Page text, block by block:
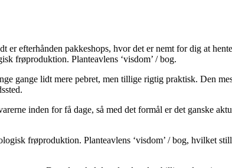
efterhånden pakkeshops, hvor det er nemt for dig at
frøproduktion. Planteavlens ‘visdom’ / bog.
gange lidt mere pebret, men tillige rigtig praktisk. Den
inden for få dage, så med det formål er det ganske
frøproduktion. Planteavlens ‘visdom’ / bog, hvilket